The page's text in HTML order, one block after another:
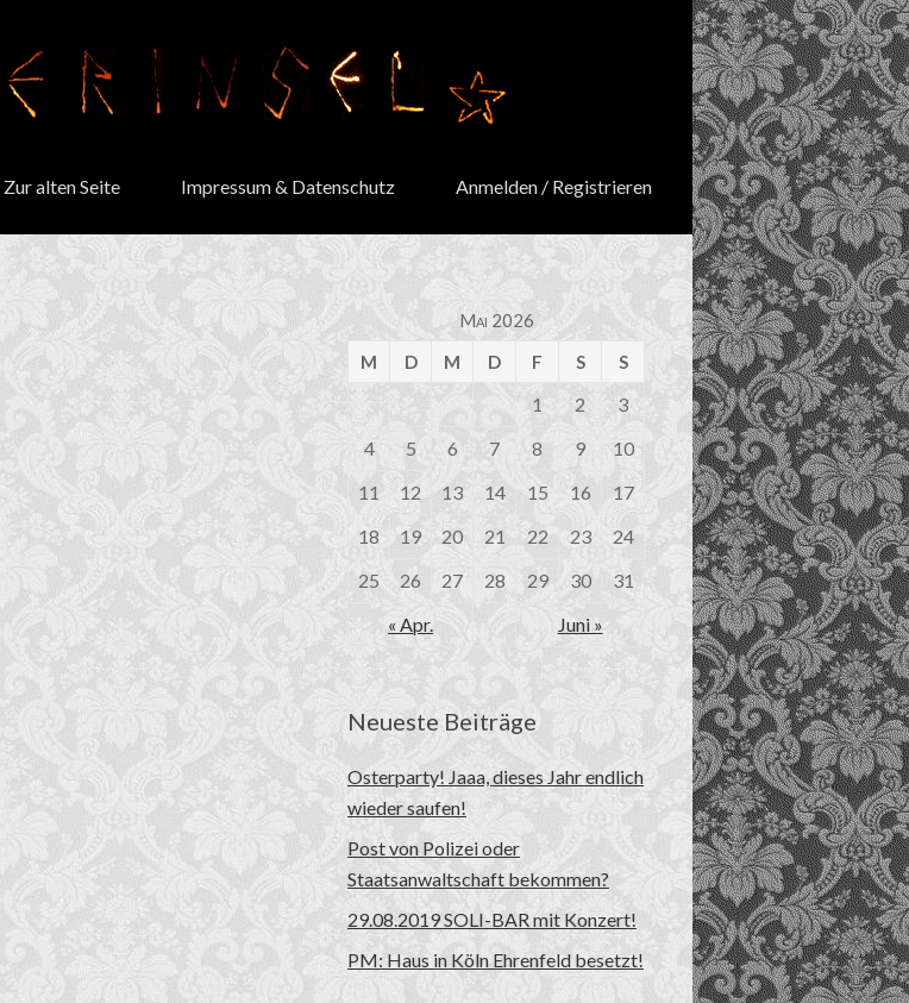
Zur alten Seite Impressum & Datenschutz Anmelden / Registrieren
Mai 2026
M
D M D F S S
1 2
3
4
5 6 7 8 9
10
11
12 13 14 15 16
17
18
19 20 21 22 23
24
25
26 27 28 29 30
31
« Apr.
Juni »
Neueste Beiträge
Osterparty! Jaaa, dieses Jahr endlich
wieder saufen!
Post von Polizei oder
Staatsanwaltschaft bekommen?
29.08.2019 SOLI-BAR mit Konzert!
PM: Haus in Köln Ehrenfeld besetzt!